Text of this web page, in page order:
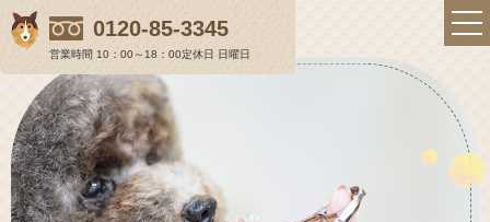
0120-85-3345
営業時間 10：00～18：00定休日 日曜日
らむ＆らにぃの想い